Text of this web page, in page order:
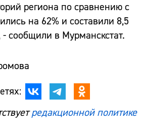
региона по сравнению с
на 62% и составили 8,5
сообщили в Мурманскстат.
редакционной политике